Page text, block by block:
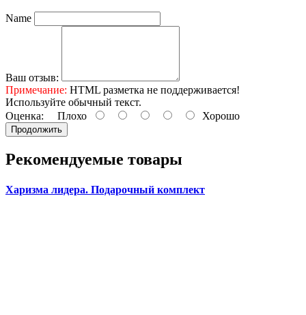
Name
Ваш отзыв:
Примечание: HTML разметка не поддерживается!
Используйте обычный текст.
Оценка: Плохо Хорошо
Продолжить
Рекомендуемые товары
Харизма лидера. Подарочный комплект